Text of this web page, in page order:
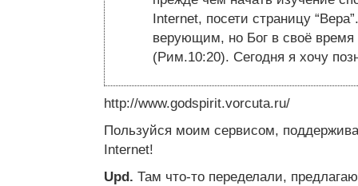
Internet, посети страницу
верующим, но Бог в своё время
(Рим.10:20). Сегодня я хочу
http://www.godspirit.vorcuta.ru/
Пользуйся моим сервисом,
Internet!
Upd. Там что-то переделали,